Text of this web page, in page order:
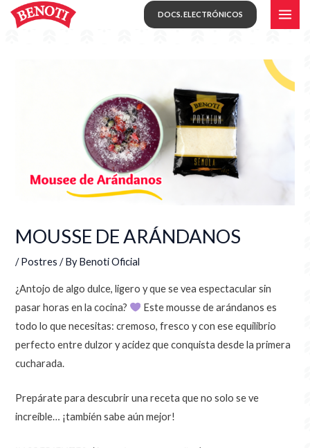
Skip
DOCS. ELECTRÓNICOS
MOUSSE DE ARÁNDANOS
/Postres / ByBenoti Oficial
¿Antojo de algo dulce, ligero y que se vea espectacular sin
pasar horas en la cocina?
Este mousse de arándanos es
todo lo que necesitas: cremoso, fresco y con ese equilibrio
perfecto entre dulzor y acidez que conquista desde la primera
cucharada.
Prepárate para descubrir una receta que no solo se ve
increíble… ¡también sabe aún mejor!